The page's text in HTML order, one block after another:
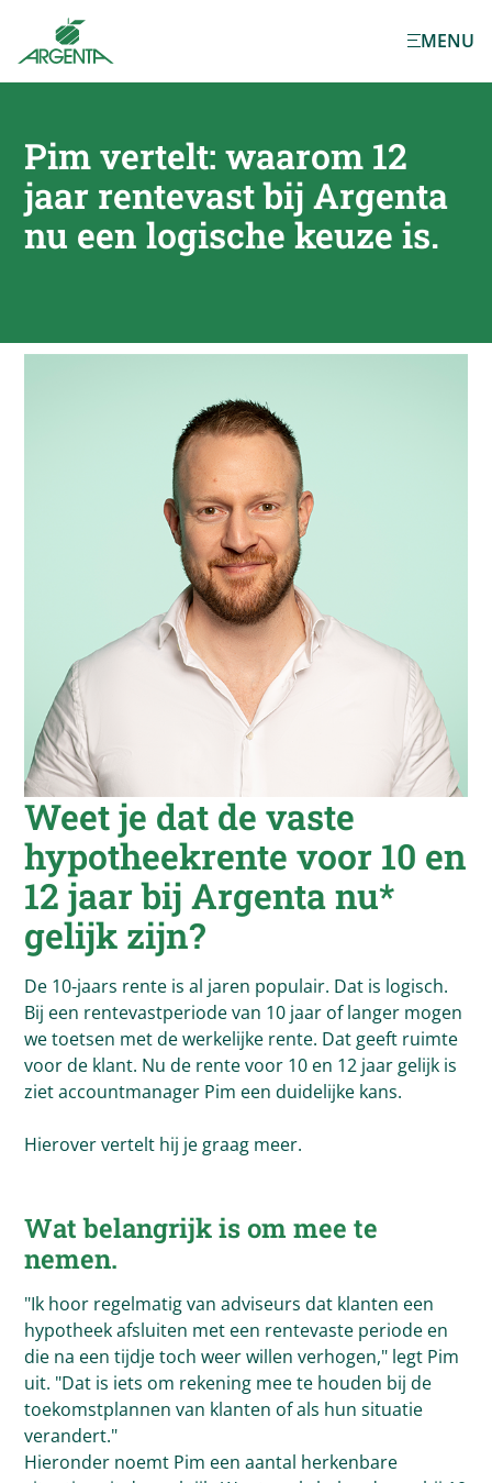
Ga naar de
hoofdinhoud
MENU
Pim vertelt: waarom 12
jaar rentevast bijArgenta
nu een logische keuze is.
Weet je dat de vaste
hypotheekrente voor 10 en
12 jaar bijArgentanu*
gelijk zijn?
De 10‑jaars rente is al jaren populair. Dat is logisch.
Bij een rentevastperiode van 10 jaar of langer mogen
we toetsen met de werkelijke rente. Dat geeft ruimte
voor de klant. Nu de rente voor 10 en 12 jaar gelijk is
ziet accountmanager Pim een duidelijke kans.
Hierover vertelt hij je graag meer.
Wat belangrijk is om mee te
nemen.
"Ik hoor regelmatig van adviseurs dat klanten een
hypotheek afsluiten met een rentevaste periode en
die na een tijdje toch weer willen verhogen," legt Pim
uit. "Dat is iets om rekening mee te houden bij de
toekomstplannen van klanten of als hun situatie
verandert."
Hieronder noemt Pim een aantal herkenbare